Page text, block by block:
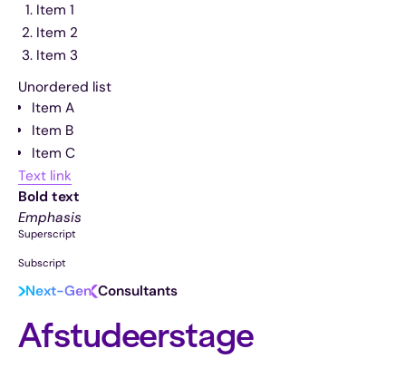
Item 1
Item 2
Item 3
Unordered list
Item A
Item B
Item C
Text link
Bold text
Emphasis
Superscript
Subscript
Next-Gen Consultants
Afstudeerstage